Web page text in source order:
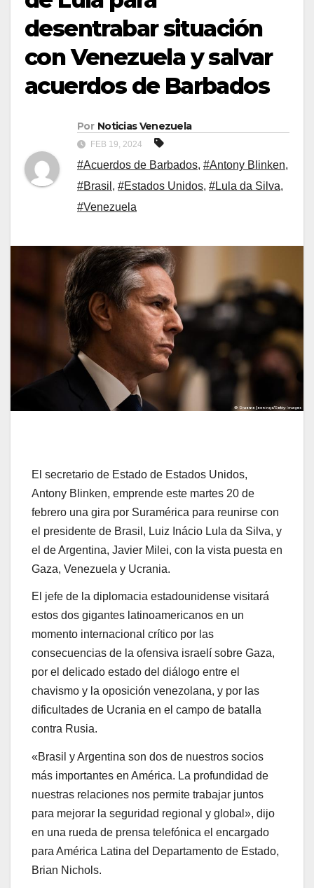
desentrabar situación
con Venezuela y salvar
acuerdos de Barbados
Por Noticias Venezuela
FEB 19, 2024
#Acuerdos de Barbados, #Antony Blinken,
#Brasil , #Estados Unidos, #Lula da Silva,
#Venezuela
El secretario de Estado de Estados Unidos,
Antony Blinken, emprende este martes 20 de
febrero una gira por Suramérica para reunirse con
el presidente de Brasil, Luiz Inácio Lula da Silva, y
el de Argentina, Javier Milei, con la vista puesta en
Gaza, Venezuela y Ucrania.
El jefe de la diplomacia estadounidense visitará
estos dos gigantes latinoamericanos en un
momento internacional crítico por las
consecuencias de la ofensiva israelí sobre Gaza,
por el delicado estado del diálogo entre el
chavismo y la oposición venezolana, y por las
dificultades de Ucrania en el campo de batalla
contra Rusia.
«Brasil y Argentina son dos de nuestros socios
más importantes en América. La profundidad de
nuestras relaciones nos permite trabajar juntos
para mejorar la seguridad regional y global», dijo
en una rueda de prensa telefónica el encargado
para América Latina del Departamento de Estado,
Brian Nichols.